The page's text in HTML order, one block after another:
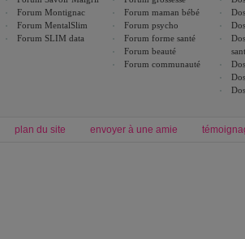
Forum Montignac
Forum MentalSlim
Forum SLIM data
Forum maman bébé
Forum psycho
Forum forme santé
Forum beauté
Forum communauté
plan du site envoyer à une amie